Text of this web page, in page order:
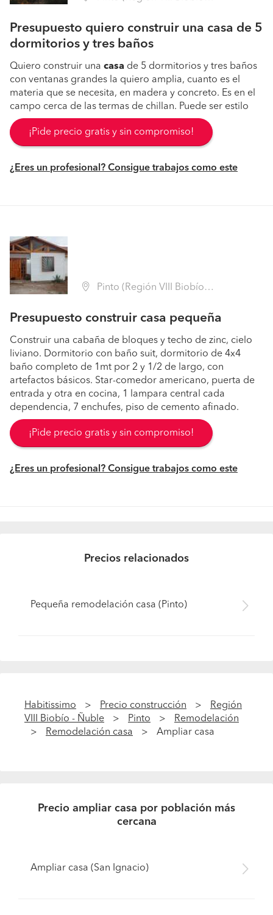
Presupuesto quiero construir una casa de 5
dormitorios y tres baños
Quiero construir una casa de 5 dormitorios y tres baños
con ventanas grandes la quiero amplia, cuanto es el
materia que se necesita, en madera y concreto. Es en el
campo cerca de las termas de chillan. Puede ser estilo
¡Pide precio gratis y sin compromiso!
¿Eres un profesional? Consigue trabajos como este
Pinto (Región VIII Biobío - Ñuble)
Presupuesto construir casa pequeña
Construir una cabaña de bloques y techo de zinc, cielo
liviano. Dormitorio con baño suit, dormitorio de 4x4
baño completo de 1mt por 2 y 1/2 de largo, con
artefactos básicos. Star-comedor americano, puerta de
entrada y otra en cocina, 1 lampara central cada
dependencia, 7 enchufes, piso de cemento afinado.
¡Pide precio gratis y sin compromiso!
¿Eres un profesional? Consigue trabajos como este
Precios relacionados
Pequeña remodelación casa (Pinto)
Habitissimo Precio construcción
Región
VIII Biobío - Ñuble
Pinto
Remodelación
Remodelación casa
Ampliar casa
Precio ampliar casa por población más
cercana
Ampliar casa (San Ignacio)